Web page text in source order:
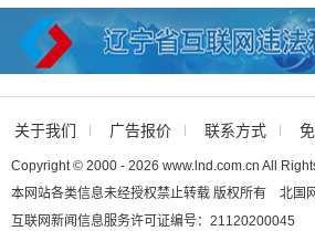
关于我们 广告报价 联系方式
Copyright © 2000 - 2026 www.lnd.com.cn All
本网站各类信息未经授权禁止转载 版权所有 北国
互联网新闻信息服务许可证编号：21120200045